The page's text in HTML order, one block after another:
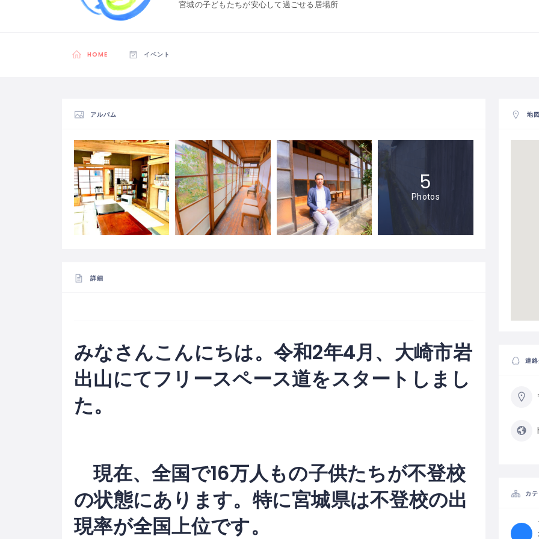
宮城の子どもたちが安心して過ごせる居場所
HOME イベント
アルバム
5
Photos
詳細
みなさんこんにちは。令和2年4月、大崎市岩
出山にてフリースペース道をスタートしまし
た。
現在、全国で16万人もの子供たちが不登校
の状態にあります。特に宮城県は不登校の出
現率が全国上位です。
地
連
カ